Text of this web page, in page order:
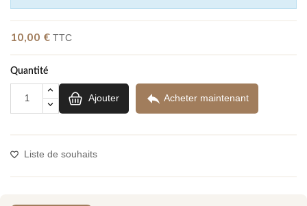
10,00 € TTC
Quantité
Ajouter  Acheter maintenant
Liste de souhaits